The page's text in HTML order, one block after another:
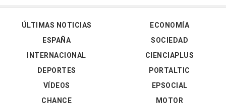
ÚLTIMAS NOTICIAS
ESPAÑA
INTERNACIONAL
DEPORTES
VÍDEOS
ECONOMÍA
SOCIEDAD
CIENCIAPLUS
PORTALTIC
EPSOCIAL
CHANCE
MOTOR